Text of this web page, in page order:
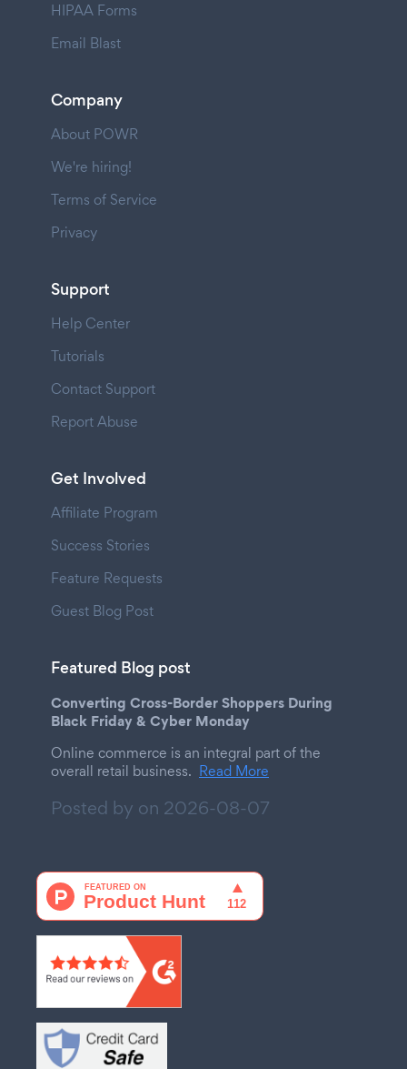
HIPAA Forms
Email Blast
Company
About POWR
We're hiring!
Terms of Service
Privacy
Support
Help Center
Tutorials
Contact Support
Report Abuse
Get Involved
Affiliate Program
Success Stories
Feature Requests
Guest Blog Post
Featured Blog post
Converting Cross-Border Shoppers During
Black Friday & Cyber Monday
Online commerce is an integral part of the
overall retail business. Read More
Posted by on 2026-08-07